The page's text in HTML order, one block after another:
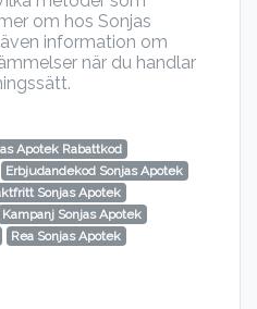
om hos Sonjas
information om
när du handlar
Apotek Rabattkod
Erbjudandekod Sonjas Apotek
Sonjas Apotek
Kampanj Sonjas Apotek
Rea Sonjas Apotek